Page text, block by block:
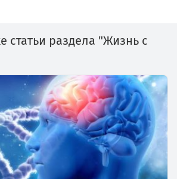
статьи раздела "Жизнь с